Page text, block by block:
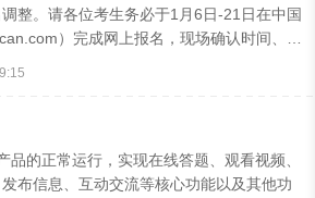
码、证书信息查询网址
机构信息查询网址(http://pjjg.osta.org.cn...
整。请各位考生务必于1月6日-21日在中国
）完成网上报名，现场确认时间、地
品的正常运行，实现在线答题、观看视频、
布信息、互动交流等核心功能以及其他功